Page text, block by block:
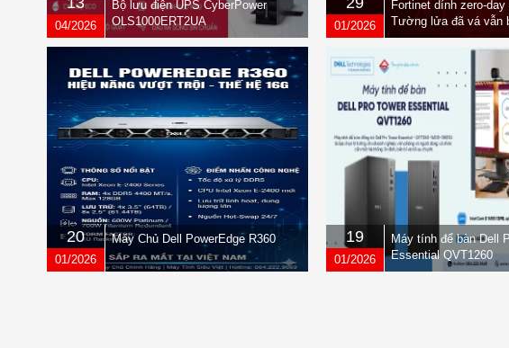
04/2026
Bộ lưu điện UPS CyberPower
OLS1000ERT2UA
01/2026
Fortinet dính zero-
Tường lửa đã vá vẫn
quyền
20
01/2026
Máy Chủ Dell PowerEdge R360 19
01/2026
Máy tính để bàn Dell
Essential QVT1260